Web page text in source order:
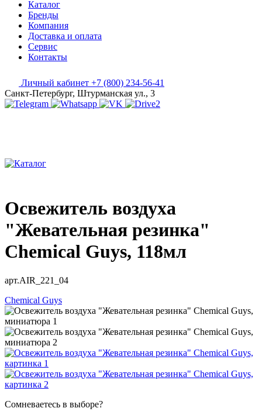
Каталог
Бренды
Компания
Доставка и оплата
Сервис
Контакты
Личный кабинет +7 (800) 234-56-41
Санкт-Петербург, Штурманская ул., 3
Освежитель воздуха
"Жевательная резинка"
Chemical Guys, 118мл
арт.AIR_221_04
Chemical Guys
Сомневаетесь в выборе?